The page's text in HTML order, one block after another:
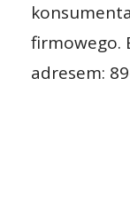
firmowego.
adresem: